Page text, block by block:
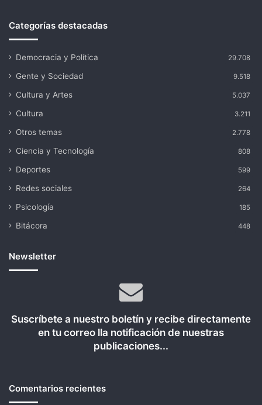
Categorías destacadas
Democracia y Política 29.708
Gente y Sociedad 9.518
Cultura y Artes 5.037
Cultura 3.211
Otros temas 2.778
Ciencia y Tecnología 808
Deportes 599
Redes sociales 264
Psicología 185
Bitácora 448
Newsletter
Suscríbete a nuestro boletín y recibe directamente
en tu correo lla notificación de nuestras
publicaciones...
Comentarios recientes